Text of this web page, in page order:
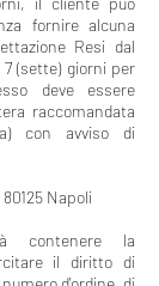
fornire alcuna
Resi dal
(sette) giorni per
deve essere
raccomandata
con avviso di
Napoli
contenere la
il diritto di